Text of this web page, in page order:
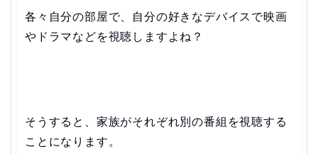
各々自分の部屋で、自分の好きなデバイスで映画
やドラマなどを視聴しますよね？
そうすると、家族がそれぞれ別の番組を視聴する
ことになります。